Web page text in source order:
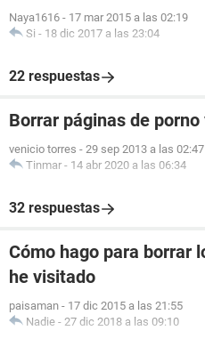
Naya1616 - 17 mar 2015 a las 02:19
Si - 18 dic 2017 a las 23:04
22 respuestas
Borrar páginas de
venicio torres - 29 sep 2013 a las 02:47
Tinmar - 14 abr 2020 a las 06:34
32 respuestas
Cómo hago para borrar
he visitado
paisaman - 17 dic 2015 a las 21:55
Nadie - 27 dic 2018 a las 09:10